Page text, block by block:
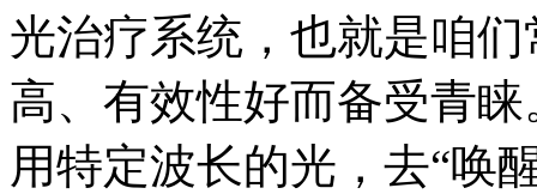
光治疗系统，也就是咱
高、有效性好而备受青
用特定波长的光，去“唤